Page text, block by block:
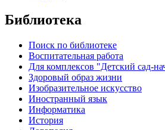
Библиотека
Поиск по библиотеке
Воспитательная работа
Для комплексов "Детский сад-
Здоровый образ жизни
Изобразительное искусство
Иностранный язык
Информатика
История